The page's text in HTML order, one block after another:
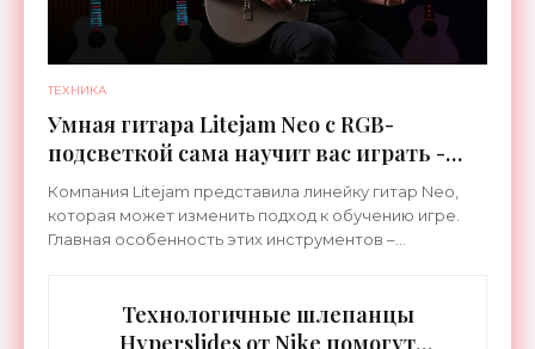
ТЕХНИКА
Умная гитара Litejam Neo с RGB-
подсветкой сама научит вас играть -
«Гаджеты»
Компания Litejam представила линейку гитар Neo,
которая может изменить подход к обучению игре.
Главная особенность этих инструментов –
Технологичные шлепанцы
Hyperslides от Nike помогут